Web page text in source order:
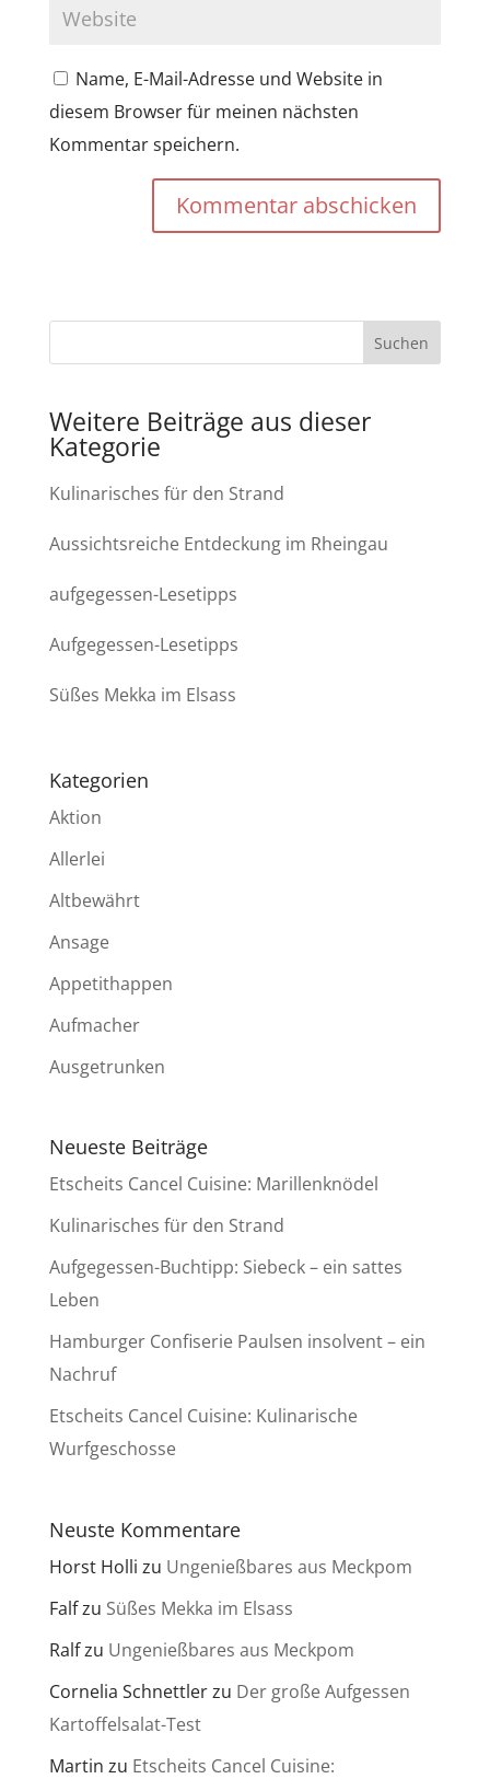
Name, E-Mail-Adresse und Website in
diesem Browser für meinen nächsten
Kommentar speichern.
Kommentar abschicken
Weitere Beiträge aus dieser
Kategorie
Kulinarisches für den Strand
Aussichtsreiche Entdeckung im Rheingau
aufgegessen-Lesetipps
Aufgegessen-Lesetipps
Süßes Mekka im Elsass
Kategorien
Aktion
Allerlei
Altbewährt
Ansage
Appetithappen
Aufmacher
Ausgetrunken
Neueste Beiträge
Etscheits Cancel Cuisine: Marillenknödel
Kulinarisches für den Strand
Aufgegessen-Buchtipp: Siebeck – ein sattes
Leben
Hamburger Confiserie Paulsen insolvent – ein
Nachruf
Etscheits Cancel Cuisine: Kulinarische
Wurfgeschosse
Neuste Kommentare
Horst Holli zu Ungenießbares aus Meckpom
Falfzu Süßes Mekka im Elsass
Ralfzu Ungenießbares aus Meckpom
Cornelia Schnettlerzu Der große Aufgessen
Kartoffelsalat-Test
Martin zu Etscheits Cancel Cuisine: